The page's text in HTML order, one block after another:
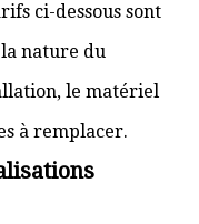
ci-dessous sont
nature du
le matériel
à remplacer.